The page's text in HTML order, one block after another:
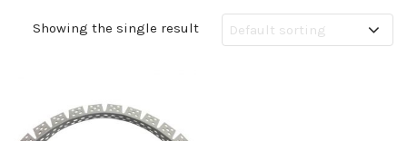
Showing the single result